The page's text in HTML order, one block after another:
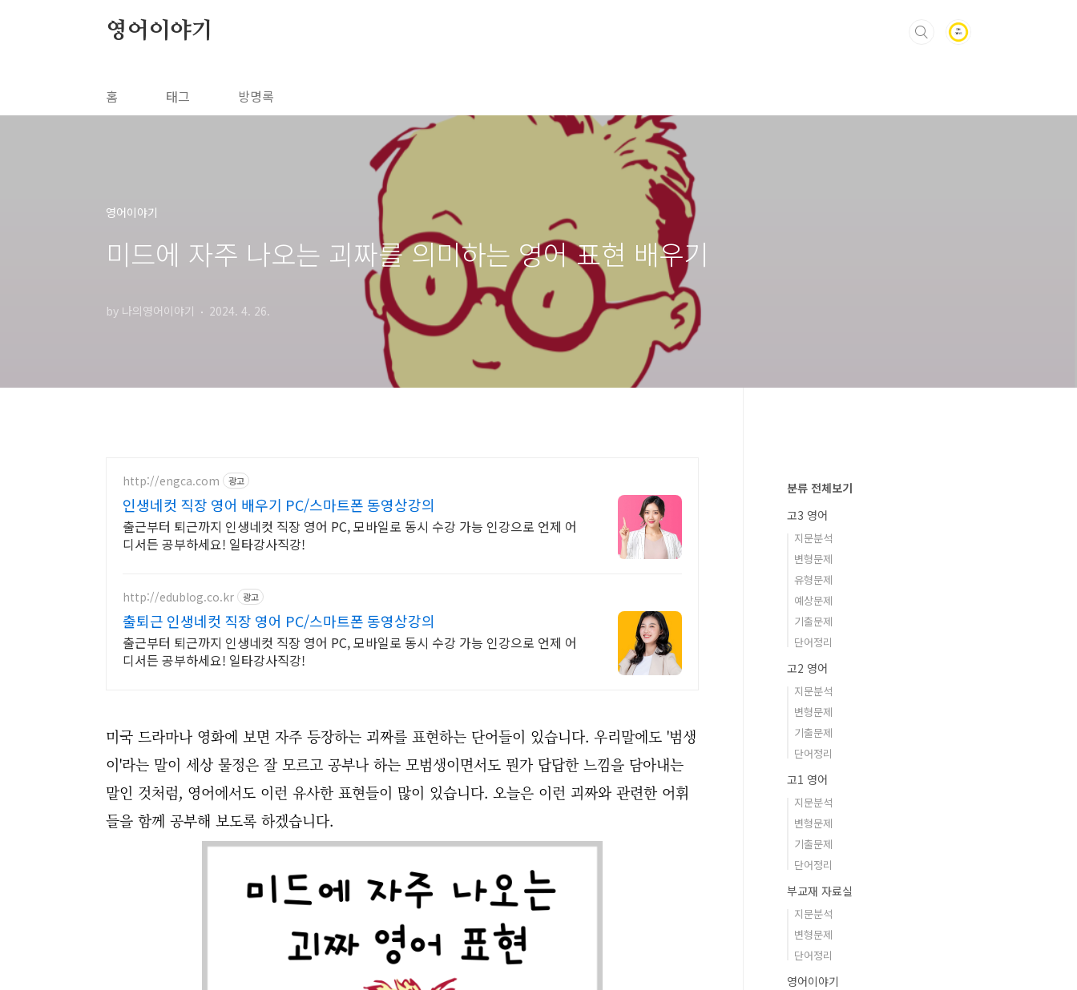
영어이야기
홈 태그 방명록
영어이야기
미드에 자주 나오는 괴짜를 의미하는 영어 표현 배우기
by 나의영어이야기 2024. 4. 26.
http://engca.com 광고
인생네컷 직장 영어 배우기 PC/스마트폰 동영상강의
출근부터 퇴근까지 인생네컷 직장 영어 PC, 모바일로 동시 수강 가능 인강으로 언제 어
디서든 공부하세요! 일타강사직강!
http://edublog.co.kr 광고
출퇴근 인생네컷 직장 영어 PC/스마트폰 동영상강의
출근부터 퇴근까지 인생네컷 직장 영어 PC, 모바일로 동시 수강 가능 인강으로 언제 어
디서든 공부하세요! 일타강사직강!
미국 드라마나 영화에 보면 자주 등장하는 괴짜를 표현하는 단어들이 있습니다. 우리말에도 '범생
이'라는 말이 세상 물정은 잘 모르고 공부나 하는 모범생이면서도 뭔가 답답한 느낌을 담아내는
말인 것처럼, 영어에서도 이런 유사한 표현들이 많이 있습니다. 오늘은 이런 괴짜와 관련한 어휘
들을 함께 공부해 보도록 하겠습니다.
분류 전체보기
고3 영어
지문분석
변형문제
유형문제
예상문제
기출문제
단어정리
고2 영어
지문분석
변형문제
기출문제
단어정리
고1 영어
지문분석
변형문제
기출문제
단어정리
부교재 자료실
지문분석
변형문제
단어정리
영어이야기